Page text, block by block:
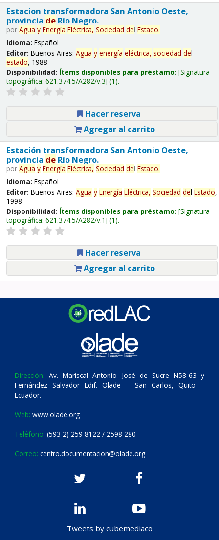
Estacion transformadora San Antonio Oeste,
provincia deRío Negro.
por Agua y Energía Eléctrica, Sociedad del Estado.
Idioma: Español
Editor: Buenos Aires: Agua y energía eléctrica, sociedad del
estado, 1988
Disponibilidad: Ítems disponibles para préstamo: Signatura
topográfica: 621.374.5/A282/v.3 (1).
Hacer reserva
Agregar al carrito
Estación transformadora San Antonio Oeste,
provincia deRío Negro.
por Agua y Energía Eléctrica, Sociedad del Estado.
Idioma: Español
Editor: Buenos Aires: Agua y Energía Eléctrica, Sociedad del Estado,
1998
Disponibilidad: Ítems disponibles para préstamo: Signatura
topográfica: 621.374.5/A282/v.1 (1).
Hacer reserva
Agregar al carrito
Dirección: Av. Mariscal Antonio José de Sucre N58-63 y
Fernández Salvador Edif. Olade – San Carlos, Quito –
Ecuador.
Web: www.olade.org
Teléfono: (593 2) 259 8122 / 2598 280
Correo: centro.documentacion@olade.org
Tweets by cubemediaco